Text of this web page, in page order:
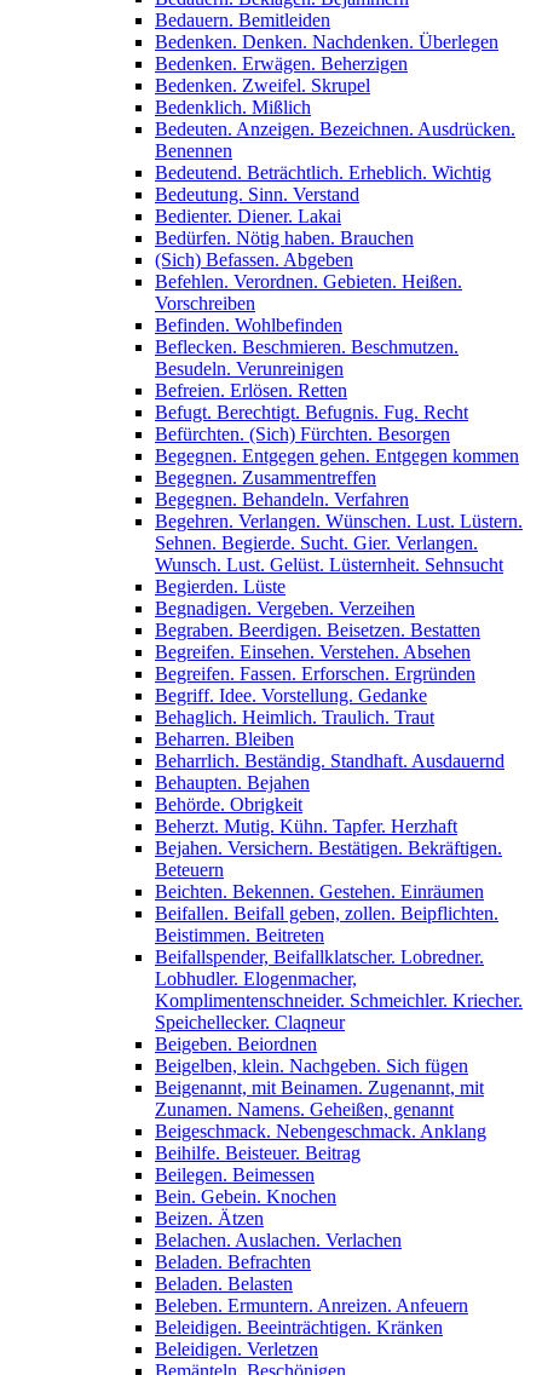
Bedauern. Bemitleiden
Bedenken. Denken. Nachdenken. Überlegen
Bedenken. Erwägen. Beherzigen
Bedenken. Zweifel. Skrupel
Bedenklich. Mißlich
Bedeuten. Anzeigen. Bezeichnen. Ausdrücken.
Benennen
Bedeutend. Beträchtlich. Erheblich. Wichtig
Bedeutung. Sinn. Verstand
Bedienter. Diener. Lakai
Bedürfen. Nötig haben. Brauchen
(Sich) Befassen. Abgeben
Befehlen. Verordnen. Gebieten. Heißen.
Vorschreiben
Befinden. Wohlbefinden
Beflecken. Beschmieren. Beschmutzen.
Besudeln. Verunreinigen
Befreien. Erlösen. Retten
Befugt. Berechtigt. Befugnis. Fug. Recht
Befürchten. (Sich) Fürchten. Besorgen
Begegnen. Entgegen gehen. Entgegen kommen
Begegnen. Zusammentreffen
Begegnen. Behandeln. Verfahren
Begehren. Verlangen. Wünschen. Lust. Lüstern.
Sehnen. Begierde. Sucht. Gier. Verlangen.
Wunsch. Lust. Gelüst. Lüsternheit. Sehnsucht
Begierden. Lüste
Begnadigen. Vergeben. Verzeihen
Begraben. Beerdigen. Beisetzen. Bestatten
Begreifen. Einsehen. Verstehen. Absehen
Begreifen. Fassen. Erforschen. Ergründen
Begriff. Idee. Vorstellung. Gedanke
Behaglich. Heimlich. Traulich. Traut
Beharren. Bleiben
Beharrlich. Beständig. Standhaft. Ausdauernd
Behaupten. Bejahen
Behörde. Obrigkeit
Beherzt. Mutig. Kühn. Tapfer. Herzhaft
Bejahen. Versichern. Bestätigen. Bekräftigen.
Beteuern
Beichten. Bekennen. Gestehen. Einräumen
Beifallen. Beifall geben, zollen. Beipflichten.
Beistimmen. Beitreten
Beifallspender, Beifallklatscher. Lobredner.
Lobhudler. Elogenmacher,
Komplimentenschneider. Schmeichler. Kriecher.
Speichellecker. Claqneur
Beigeben. Beiordnen
Beigelben, klein. Nachgeben. Sich fügen
Beigenannt, mit Beinamen. Zugenannt, mit
Zunamen. Namens. Geheißen, genannt
Beigeschmack. Nebengeschmack. Anklang
Beihilfe. Beisteuer. Beitrag
Beilegen. Beimessen
Bein. Gebein. Knochen
Beizen. Ätzen
Belachen. Auslachen. Verlachen
Beladen. Befrachten
Beladen. Belasten
Beleben. Ermuntern. Anreizen. Anfeuern
Beleidigen. Beeinträchtigen. Kränken
Beleidigen. Verletzen
Bemänteln. Beschönigen